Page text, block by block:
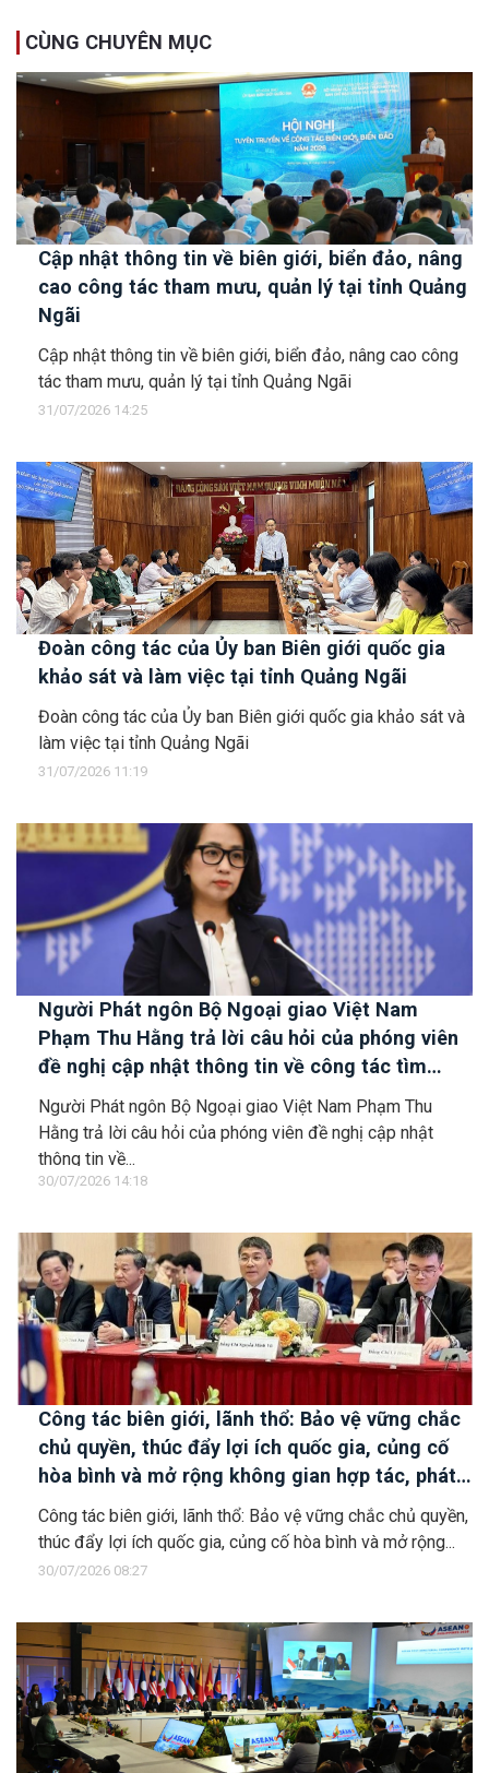
CÙNG CHUYÊN MỤC
Cập nhật thông tin về biên giới, biển đảo, nâng
cao công tác tham mưu, quản lý tại tỉnh Quảng
Ngãi
Cập nhật thông tin về biên giới, biển đảo, nâng cao công
tác tham mưu, quản lý tại tỉnh Quảng Ngãi
31/07/2026 14:25
Đoàn công tác của Ủy ban Biên giới quốc gia
khảo sát và làm việc tại tỉnh Quảng Ngãi
Đoàn công tác của Ủy ban Biên giới quốc gia khảo sát và
làm việc tại tỉnh Quảng Ngãi
31/07/2026 11:19
Người Phát ngôn Bộ Ngoại giao Việt Nam
Phạm Thu Hằng trả lời câu hỏi của phóng viên
đề nghị cập nhật thông tin về công tác tìm
kiếm, cứu hộ các thuyền viên Việt Nam trên tàu
Khôi Nguyên 18
Người Phát ngôn Bộ Ngoại giao Việt Nam Phạm Thu
Hằng trả lời câu hỏi của phóng viên đề nghị cập nhật
thông tin về...
30/07/2026 14:18
Công tác biên giới, lãnh thổ: Bảo vệ vững chắc
chủ quyền, thúc đẩy lợi ích quốc gia, củng cố
hòa bình và mở rộng không gian hợp tác, phát
triển
Công tác biên giới, lãnh thổ: Bảo vệ vững chắc chủ quyền,
thúc đẩy lợi ích quốc gia, củng cố hòa bình và mở rộng...
30/07/2026 08:27